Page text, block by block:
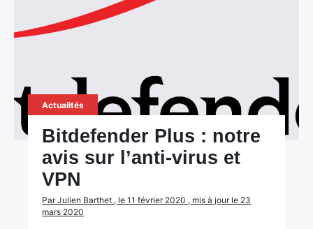
Actualités
Bitdefender Plus : notre
avis sur l’anti-virus et
VPN
Par Julien Barthet , le 11 février 2020 , mis à jour le 23
mars 2020